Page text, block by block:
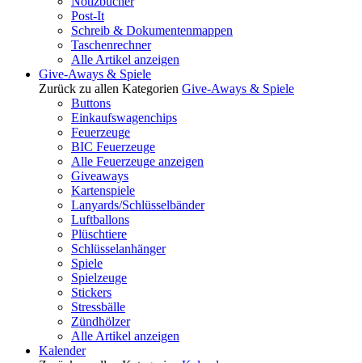
Post-It
Schreib & Dokumentenmappen
Taschenrechner
Alle Artikel anzeigen
Give-Aways & Spiele
Zurück zu allen Kategorien Give-Aways & Spiele
Buttons
Einkaufswagenchips
Feuerzeuge
BIC Feuerzeuge
Alle Feuerzeuge anzeigen
Giveaways
Kartenspiele
Lanyards/Schlüsselbänder
Luftballons
Plüschtiere
Schlüsselanhänger
Spiele
Spielzeuge
Stickers
Stressbälle
Zündhölzer
Alle Artikel anzeigen
Kalender